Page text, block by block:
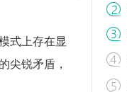
式上存在显
尖锐矛盾，